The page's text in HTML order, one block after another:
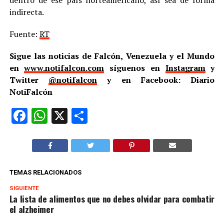
indirecta.
Fuente: RT
Sigue las noticias de Falcón, Venezuela y el Mundo
enwww.notifalcon.com síguenos en Instagramy
Twitter @notifalcon y en Facebook: Diario
NotiFalcón
Facebook
WhatsApp
X Compartir
TEMAS RELACIONADOS
SIGUIENTE
La lista de alimentos que no debes olvidar para combatir
el alzheimer